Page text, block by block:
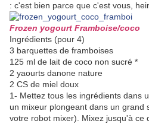
: c'est bien parce que c'est vous,
Frozen yogourt Framboise/coco
Ingrédients (pour 4)
3 barquettes de framboises
125 ml de lait de coco non sucré *
2 yaourts danone nature
2 CS de miel doux
1- Mettez tous les ingrédients dans
un mixeur plongeant dans un grand
votre robot mixer). Mixez jusqu'à ce